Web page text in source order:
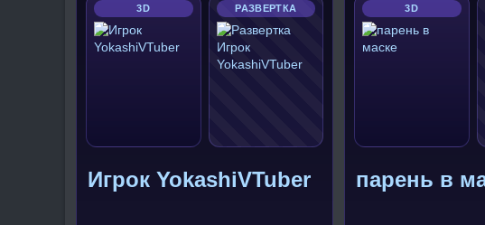
3D РАЗВЕРТКА
Игрок YokashiVTuber
3D
парень в